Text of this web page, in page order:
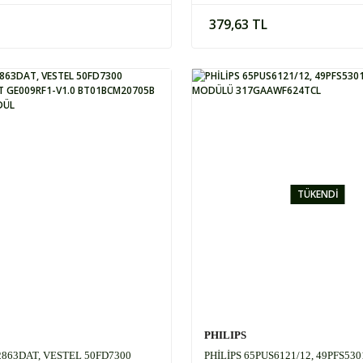
379,63 TL
VESTEL 50FD7300
TÜKENDİ
PHILIPS
PHİLİPS 65PUS6121/12,